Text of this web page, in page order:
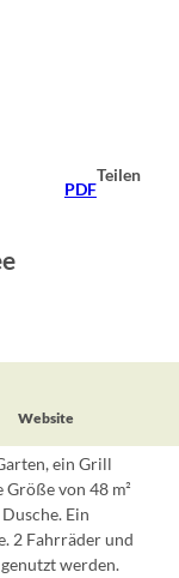
PDF
Teilen
Website
ein Grill
Größe von 48 m²
Ein
2 Fahrräder und
werden.